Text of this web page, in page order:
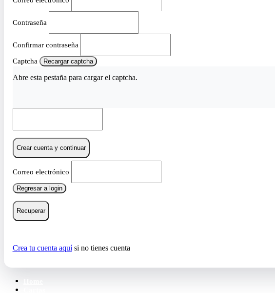
Contraseña
Confirmar contraseña
Captcha Recargar captcha
Abre esta pestaña para cargar el captcha.
Crear cuenta y continuar
Correo electrónico
Regresar a login
Recuperar
Crea tu cuenta aquísi no tienes cuenta